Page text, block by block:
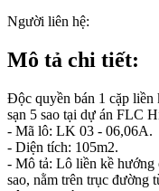
Người liên hệ:
Mô tả chi tiết:
Độc quyền bán 1 cặp liền
sạn 5 sao tại dự án FLC
- Mã lô: LK 03 - 06,06A.
- Diện tích: 105m2.
- Mô tả: Lô liền kề hướng
sao, nằm trên trục đường